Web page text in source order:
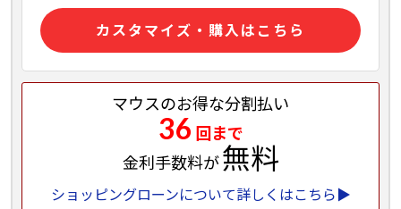
カスタマイズ・購入はこちら
マウスのお得な分割払い
36 回まで
金利手数料が無料
ショッピングローンについて詳しくはこちら▶